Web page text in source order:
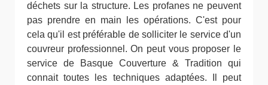
déchets sur la structure. Les profanes ne peuvent
pas prendre en main les opérations. C'est pour
cela qu'il est préférable de solliciter le service d'un
couvreur professionnel. On peut vous proposer le
service de Basque Couverture & Tradition qui
connait toutes les techniques adaptées. Il peut